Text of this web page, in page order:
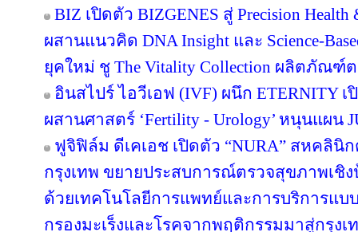
BIZ เปิดตัว BIZGENES สู่ Precision
ผสานแนวคิด DNA Insight และ Science-
ยุคใหม่ ชู The Vitality Collection ผลิตภัณ
อินสไปร์ ไอวีเอฟ (IVF) ผนึก ETERNITY เปิ
ผสานศาสตร์ ‘Fertility - Urology’ หนุนแผน
ฟูจิฟิล์ม ดีเคเอช เปิดตัว “NURA” สหคลิ
กรุงเทพ ขยายประสบการณ์ตรวจสุขภาพเชิ
ด้วยเทคโนโลยีการแพทย์และการบริการแ
กรองมะเร็งและโรคจากพฤติกรรมมาสู่กรุง